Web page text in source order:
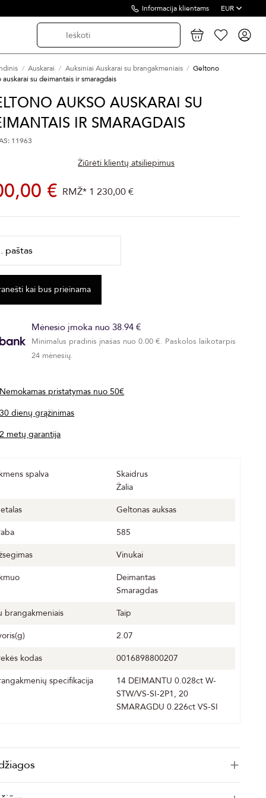
Informacija klientams EUR
Auskarai Auksiniai Auskarai su brangakmeniais
Geltono
auskarai su deimantais ir smaragdais
AUKSO AUSKARAI SU
IR SMARAGDAIS
11963
Žiūrėti klientų atsiliepimus
€ RMŽ* 1 230,00 €
Mėnesio įmoka nuo 38.94 €
Minimalus pradinis įnašas nuo 0.00 €. Paskolos laikotarpis
24 mėnesių.
Nemokamas pristatymas nuo 50€
30 dienų grąžinimas
2 metų garantija
spalva
Skaidrus
Žalia
Geltonas auksas
585
Vinukai
Deimantas
Smaragdas
brangakmeniais
Taip
2.07
kodas
0016898800207
specifikacija
14 DEIMANTU 0.028ct W-
STW/VS-SI-2P1, 20
SMARAGDU 0.226ct VS-SI